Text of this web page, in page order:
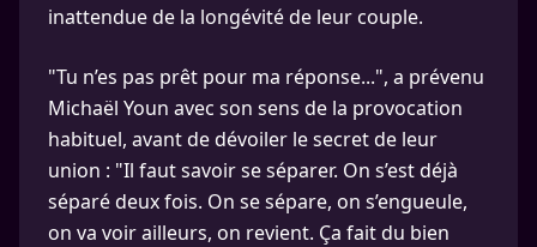
inattendue de la longévité de leur couple.
"Tu n’es pas prêt pour ma réponse...", a prévenu
Michaël Youn avec son sens de la provocation
habituel, avant de dévoiler le secret de leur
union : "Il faut savoir se séparer. On s’est déjà
séparé deux fois. On se sépare, on s’engueule,
on va voir ailleurs, on revient. Ça fait du bien